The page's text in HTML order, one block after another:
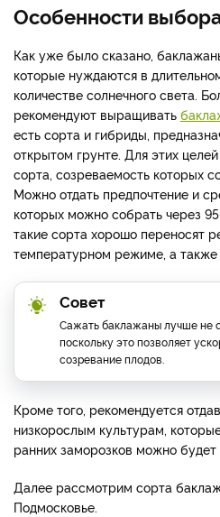
Особенности
Как уже было сказано,
которые нуждаются в
количестве солнечного света.
рекомендуют выращивать
есть сорта и гибриды,
открытом грунте. Для этих
сорта, созреваемость которых
Можно отдать предпочтение и
которых можно собрать через
такие сорта хорошо переносят
температурном режиме, а
Совет
Сажать баклажаны лучше не
поскольку это позволяет
созревание плодов.
Кроме того, рекомендуется
низкорослым культурам,
ранних заморозков можно будет
Далее рассмотрим сорта
Подмосковье.